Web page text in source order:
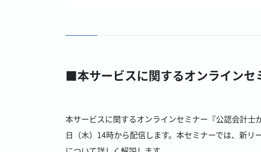
■本サービスに関するオンラインセ
本サービスに関するオンラインセミナー『公認会計
日（木）14時から配信します。本セミナーでは、新